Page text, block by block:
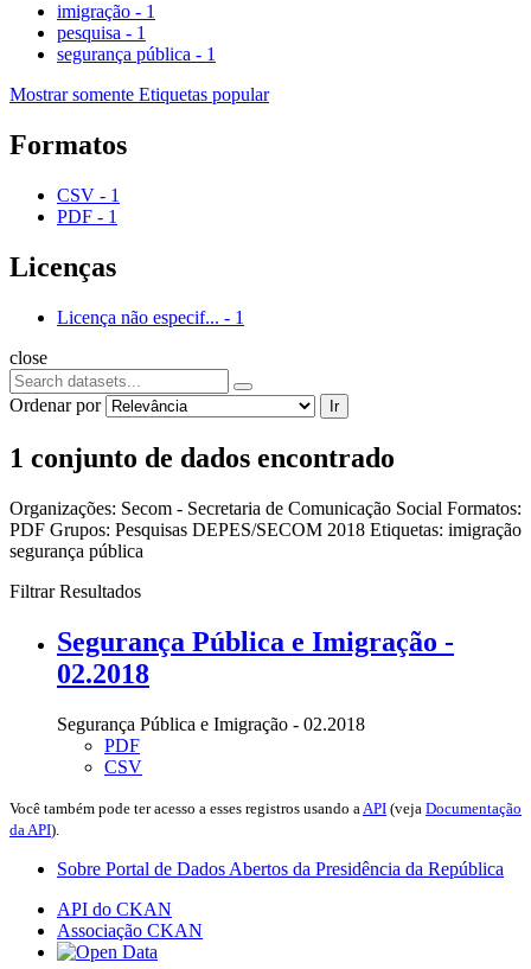
imigração - 1
pesquisa - 1
segurança pública - 1
Mostrar somente Etiquetas popular
Formatos
CSV - 1
PDF - 1
Licenças
Licença não especif... - 1
close
Ordenar por Ir
1 conjunto de dados encontrado
Organizações: Secom - Secretaria de Comunicação Social Formatos:
PDF Grupos: Pesquisas DEPES/SECOM 2018 Etiquetas: imigração
segurança pública
Filtrar Resultados
Segurança Pública e Imigração -
02.2018
Segurança Pública e Imigração - 02.2018
PDF
CSV
Você também pode ter acesso a esses registros usando a API (veja Documentação
da API).
Sobre Portal de Dados Abertos da Presidência da República
API do CKAN
Associação CKAN